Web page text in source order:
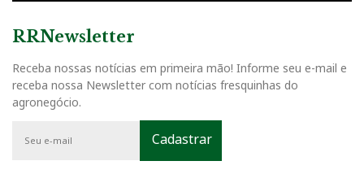
RRNewsletter
Receba nossas notícias em primeira mão! Informe seu e-mail e
receba nossa Newsletter com notícias fresquinhas do
agronegócio.